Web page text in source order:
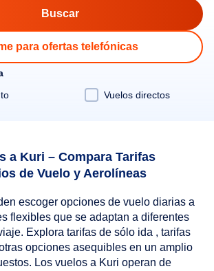
para ofertas telefónicas
Vuelos directos
a Kuri – Compara Tarifas
de Vuelo y Aerolíneas
escoger opciones de vuelo diarias a
flexibles que se adaptan a diferentes
Explora tarifas de sólo ida , tarifas
opciones asequibles en un amplio
Los vuelos a Kuri operan de